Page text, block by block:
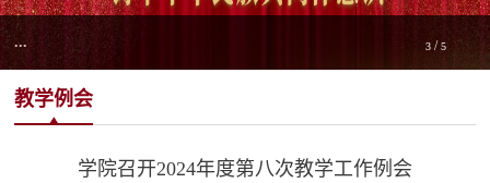
... 3 /5
教学例会
学院召开2024年度第八次教学工作例会